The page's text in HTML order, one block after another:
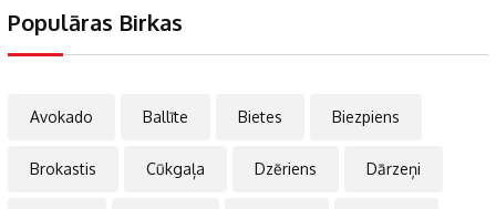
Populāras Birkas
Avokado Ballīte Bietes Biezpiens
Brokastis Cūkgaļa Dzēriens Dārzeņi